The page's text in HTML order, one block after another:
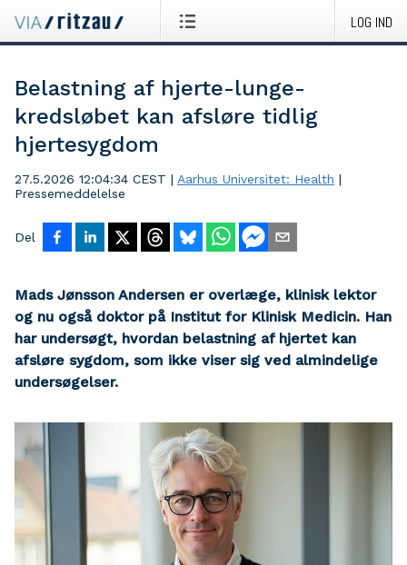
LOG IND
Belastning af hjerte-lunge-
kredsløbet kan afsløre tidlig
hjertesygdom
27.5.2026 12:04:34 CEST | Aarhus Universitet: Health |
Pressemeddelelse
Del
Mads Jønsson Andersen er overlæge, klinisk lektor
og nu også doktor på Institut for Klinisk Medicin. Han
har undersøgt, hvordan belastning af hjertet kan
afsløre sygdom, som ikke viser sig ved almindelige
undersøgelser.